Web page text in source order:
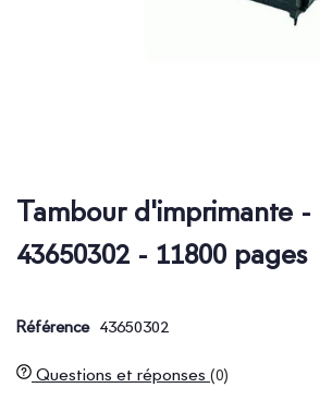
Tambour d'imprimante -
43650302 - 11800 pages
Référence 43650302
Questions et réponses (0)